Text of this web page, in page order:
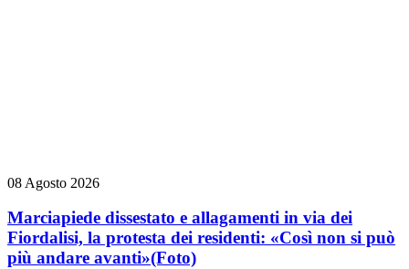
08 Agosto 2026
Marciapiede dissestato e allagamenti in via dei
Fiordalisi, la protesta dei residenti: «Così non si può
più andare avanti»(Foto)